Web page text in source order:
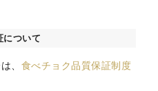
について
、 食べチョク品質保証制度